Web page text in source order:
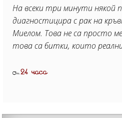
На всеки три минути някой
диагностицира с рак на
Миелом. Това не са просто
това са битки, които
От24 часа